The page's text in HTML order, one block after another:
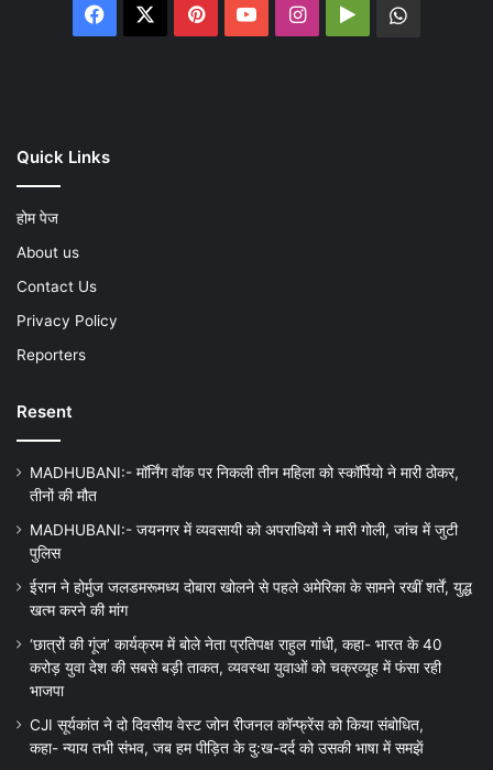
Facebook PinterestYouTubeInstagram
Google
Quick Links
होम पेज
About us
Contact Us
Privacy Policy
Reporters
Resent
MADHUBANI:- मॉर्निंग वॉक पर निकली तीन महिला को स्कॉर्पियो ने मारी ठोकर,
तीनों की मौत
MADHUBANI:- जयनगर में व्यवसायी को अपराधियों ने मारी गोली, जांच में जुटी
पुलिस
ईरान ने होर्मुज जलडमरूमध्य दोबारा खोलने से पहले अमेरिका के सामने रखीं शर्तें, युद्ध
खत्म करने की मांग
‘छात्रों की गूंज’ कार्यक्रम में बोले नेता प्रतिपक्ष राहुल गांधी, कहा- भारत के 40
करोड़ युवा देश की सबसे बड़ी ताकत, व्यवस्था युवाओं को चक्रव्यूह में फंसा रही
भाजपा
CJI सूर्यकांत ने दो दिवसीय वेस्ट जोन रीजनल कॉन्फ्रेंस को किया संबोधित,
कहा- न्याय तभी संभव, जब हम पीड़ित के दु:ख-दर्द को उसकी भाषा में समझें